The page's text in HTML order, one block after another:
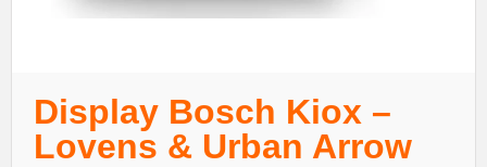
Display Bosch Kiox –
Lovens & Urban Arrow